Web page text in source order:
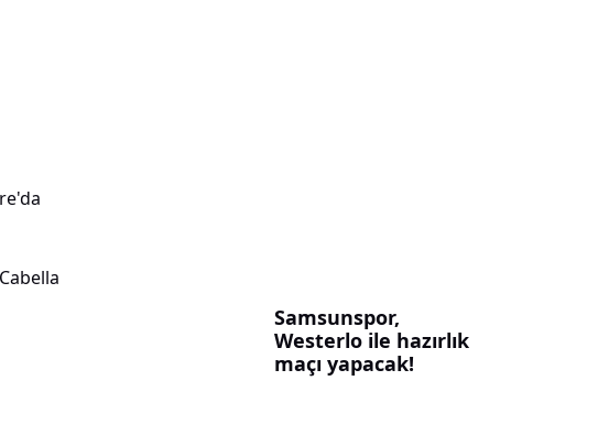
Samsunspor,
Westerlo ile hazırlık
maçı yapacak!